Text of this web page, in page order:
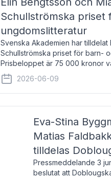
Schullströmska priset
ungdomslitteratur
Svenska Akademien har tilldelat
Schullströmska priset för barn-
Prisbeloppet är 75 000 kronor
författare och forskare i
2026-06-09
Eva-Stina
Matias
tilldelas
Pressmeddelande 3
beslutat att